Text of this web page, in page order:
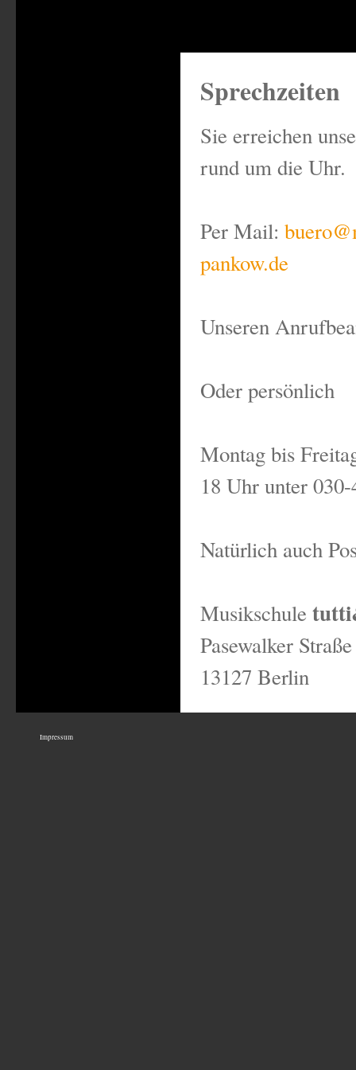
Sprechzeiten
Sie erreichen
rund um die Uhr.
Per Mail:
pankow.de
Unseren
Oder persönlich
Montag bis
18 Uhr unter
Natürlich auch
Musikschule
Pasewalker
13127 Berlin
Impressum